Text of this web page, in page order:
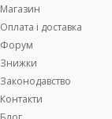
Магазин
Оплата і доставка
Форум
Знижки
Законодавство
Контакти